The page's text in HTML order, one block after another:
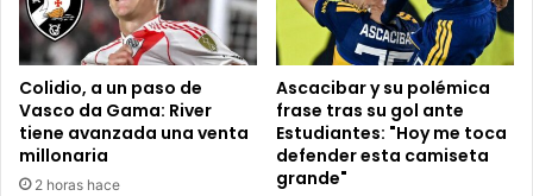
Colidio, a un paso de
Vasco da Gama: River
tiene avanzada una venta
millonaria
2 horas hace
Ascacibar y su polémica
frase tras su gol ante
Estudiantes: "Hoy me toca
defender esta camiseta
grande"